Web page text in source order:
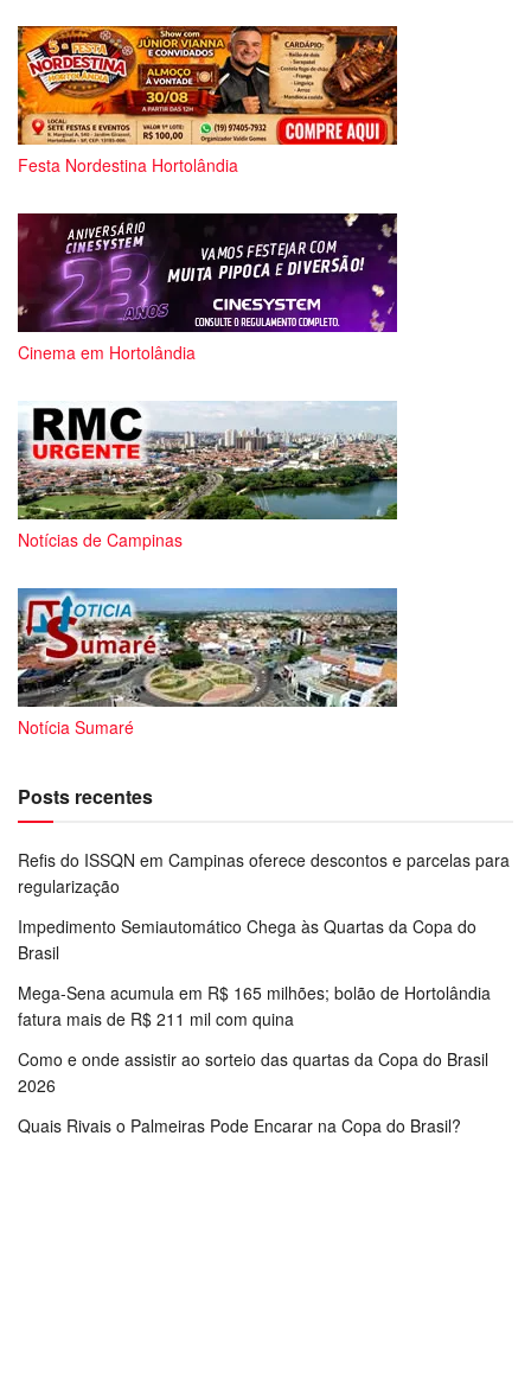
Festa Nordestina Hortolândia
Cinema em Hortolândia
Notícias de Campinas
Notícia Sumaré
Posts recentes
Refis do ISSQN em Campinas oferece descontos e parcelas para
regularização
Impedimento Semiautomático Chega às Quartas da Copa do
Brasil
Mega-Sena acumula em R$ 165 milhões; bolão de Hortolândia
fatura mais de R$ 211 mil com quina
Como e onde assistir ao sorteio das quartas da Copa do Brasil
2026
Quais Rivais o Palmeiras Pode Encarar na Copa do Brasil?